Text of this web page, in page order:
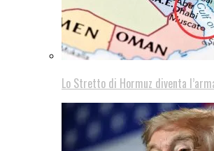
Lo Stretto di Hormuz diventa